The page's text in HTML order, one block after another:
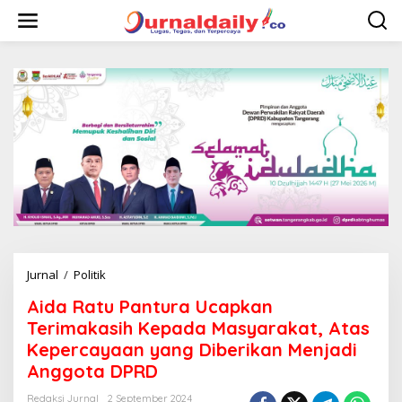
w
Jurnal / Politik
d
a
R
a
Aida Ratu Pantura Ucapkan
Terimakasih Kepada Masyarakat, Atas
Kepercayaan yang Diberikan Menjadi
Anggota DPRD
Redaksi Jurnal
2 September 2024